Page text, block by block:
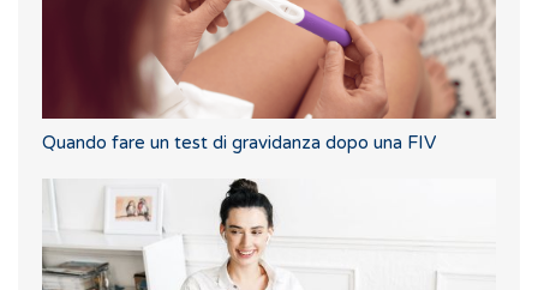
Quando fare un test di gravidanza dopo una FIV